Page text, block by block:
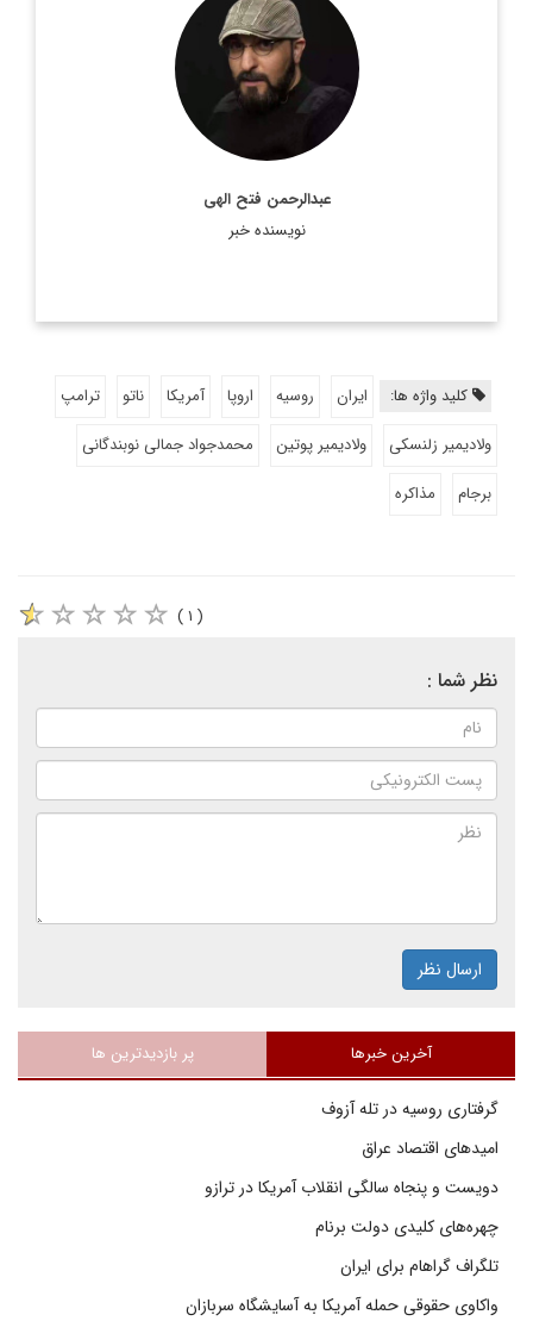
عبدالرحمن فتح الهی
نویسنده خبر
روزنامه نگار و کارشناس ارشد روزنامه نگاری سیاسی و عضو
تحریریه دیپلماسی ایرانی.
اطلاعات بیشتر
کلید واژه ها: ایران روسیه اروپا آمریکا ناتو
ترامپ
ولادیمیر زلنسکی
ولادیمیر پوتین
محمدجواد جمالی نوبندگانی
برجام
مذاکره
( ۱ )
نظر شما :
ارسال نظر
آخرین خبرها پر بازدیدترین ها
گرفتاری روسیه در تله آزوف
امیدهای اقتصاد عراق
دویست و پنجاه سالگی انقلاب آمریکا در ترازو
چهره‌های کلیدی دولت برنام
تلگراف گراهام برای ایران
واکاوی حقوقی حمله آمریکا به آسایشگاه سربازان